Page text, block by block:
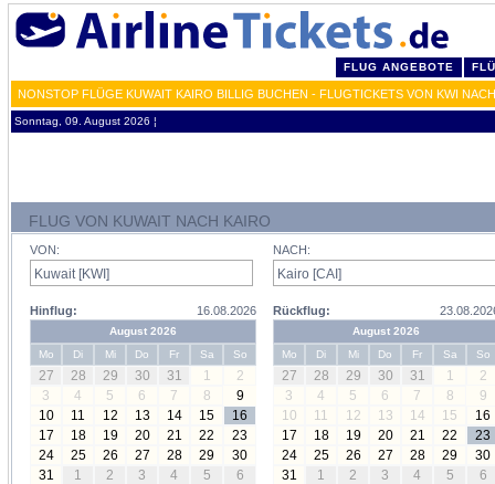
FLUG ANGEBOTE
NONSTOP FLÜGE KUWAIT KAIRO BILLIG BUCHEN - FLUGTICKETS VON KWI
Sonntag, 09. August 2026 ¦
FLUG VON KUWAIT NACH KAIRO
VON:
Hinflug: 16.08.2026
August 2026
Mo
Di Mi Do Fr Sa So
27 28 29 30 31 1
2
3
4 5 6 7 8
9
10
11 12 13 14 15
16
17
18 19 20 21 22
23
24
25 26 27 28 29
30
31
1 2 3 4 5 6
NACH:
Rückflug:
August 2026
Mo
Di Mi Do Fr Sa So
27 28 29 30 31 1
2
3
4 5 6 7 8
9
10
11 12 13 14 15
16
17
18 19 20 21 22
23
24
25 26 27 28 29
30
31
1 2 3 4 5 6